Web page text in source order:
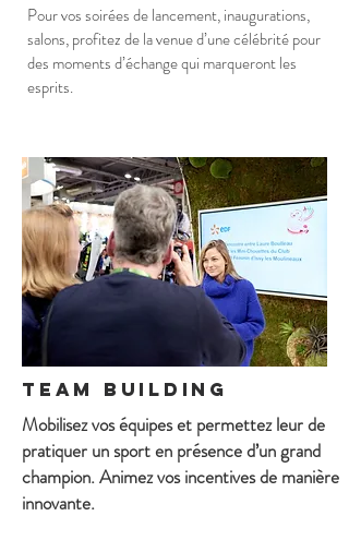
Pour vos soirées de lancement, inaugurations,
salons, profitez de la venue d’une célébrité pour
des moments d’échange qui marqueront les
esprits.
team building
Mobilisez vos équipes et permettez leur de
pratiquer un sport en présence d’un grand
champion. Animez vos incentives de manière
innovante.